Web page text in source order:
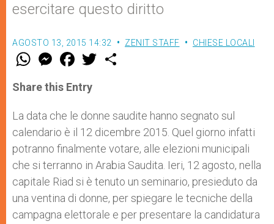
esercitare questo diritto
AGOSTO 13, 2015 14:32 ZENIT STAFF CHIESE LOCALI
W
t
s
p
p
M
e
s
e
g
e
r
F
a
e
b
o
k
w
r
Share this Entry
La data che le donne saudite hanno segnato sul
calendario è il 12 dicembre 2015. Quel giorno infatti
potranno finalmente votare, alle elezioni municipali
che si terranno in Arabia Saudita. Ieri, 12 agosto, nella
capitale Riad si è tenuto un seminario, presieduto da
una ventina di donne, per spiegare le tecniche della
campagna elettorale e per presentare la candidatura